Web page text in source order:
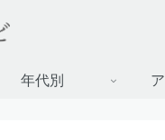
年代別